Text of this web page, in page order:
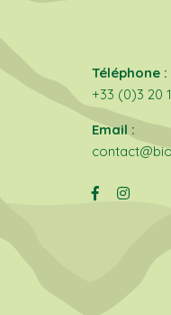
Téléphone :
+33 (0)3 20
Email :